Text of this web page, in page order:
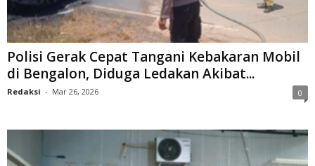
Polisi Gerak Cepat Tangani Kebakaran Mobil
di Bengalon, Diduga Ledakan Akibat...
Redaksi - Mar 26, 2026 0